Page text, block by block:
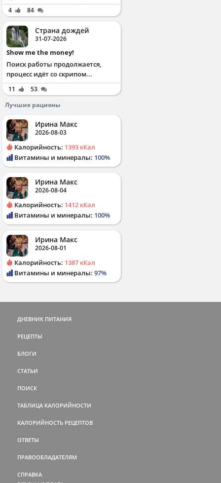
4 84
Страна дождей
31-07-2026
Show me the money!
Поиск работы продолжается,
процесс идёт со скрипом...
11
53
Лучшие рационы
Ирина Макс
2026-08-03
Калорийность: 1393 кКал
Витамины и минералы: 100%
Ирина Макс
2026-08-04
Калорийность: 1412 кКал
Витамины и минералы: 100%
Ирина Макс
2026-08-01
Калорийность: 1387 кКал
Витамины и минералы: 97%
ДНЕВНИК ПИТАНИЯ
РЕЦЕПТЫ
БЛОГИ
СТАТЬИ
ПОИСК
ТАБЛИЦА КАЛОРИЙНОСТИ
КАЛОРИЙНОСТЬ РЕЦЕПТОВ
ОТВЕТЫ
ПРАВООБЛАДАТЕЛЯМ
СПРАВКА